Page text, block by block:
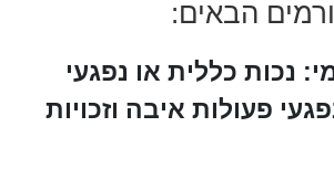
הבאים:
נכות כללית או נפגעי
פעולות איבה וזכויות